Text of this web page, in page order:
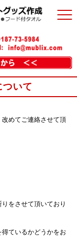
いて
めてご連絡させて頂
をさせて頂いており
ているかどうかをお